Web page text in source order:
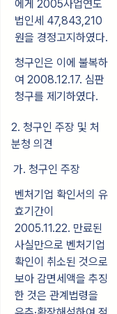
에게 2005사업연도
법인세 47,843,210
원을 경정고지하였다.
청구인은 이에 불복하
여 2008.12.17. 심판
청구를 제기하였다.
2. 청구인 주장 및 처
분청 의견
가. 청구인 주장
벤처기업 확인서의 유
효기간이
2005.11.22. 만료된
사실만으로 벤처기업
확인이 취소된 것으로
보아 감면세액을 추징
한 것은 관계법령을